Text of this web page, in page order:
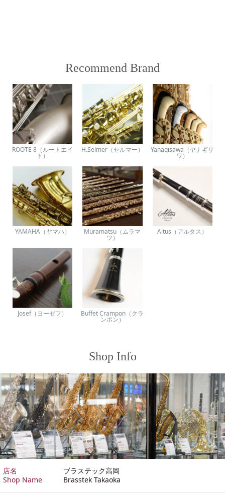
Recommend Brand
ROOTE 8（ルートエイ
ト）
H.Selmer（セルマー） Yanagisawa（ヤナギサ
ワ）
YAMAHA（ヤマハ） Muramatsu（ムラマ
ツ）
Altus（アルタス）
Josef（ヨーゼフ） Buffet Crampon（クラ
ンポン）
Shop Info
店名
Shop Name
ブラステック高岡
Brasstek Takaoka